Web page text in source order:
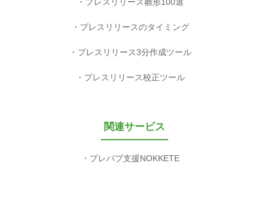
プレスリリースのタイミング
プレスリリース3分作成ツール
プレスリリース校正ツール
関連サービス
プレパブ支援NOKKETE